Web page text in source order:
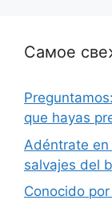
Самое
que hayas
Adéntrate
salvajes del
Conocido